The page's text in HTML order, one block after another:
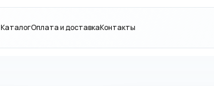
КаталогОплата и доставкаКонтакты